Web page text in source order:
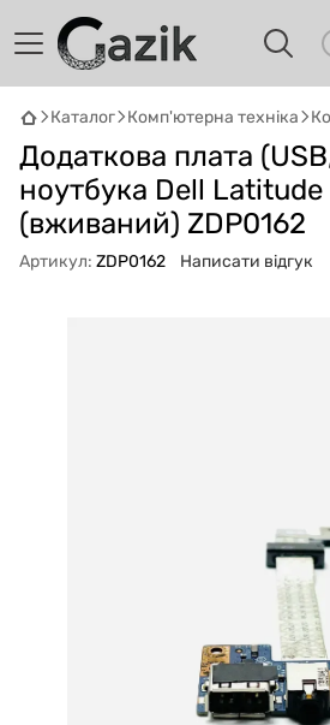
Каталог Комп'ютерна техніка
Додаткова плата
ноутбука Dell
(вживаний) ZDP0162
Артикул: ZDP0162 Написати відгук
GAZIKAI
Онлайн · пошук техніки
Привіт! 👋 Я Gazik AI —
підібрати вживану
Що шукаєш?